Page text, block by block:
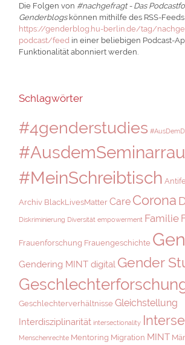
Die Folgen von #nachgefragt - Das
Genderblogskönnen mithilfe des RSS-Feeds
https://genderblog.hu-berlin.de/tag/
podcast/feed in einer beliebigen Podcast-
Funktionalität abonniert werden.
Schlagwörter
#4genderstudies
#MeinSchreibtisch
Archiv BlackLivesMatter Care Corona
Diskriminierung Diversität empowerment Familie
Frauenforschung Frauengeschichte
Gendering MINT digital Gender
Geschlechterverhältnisse Gleichstellung
Interdisziplinarität intersectionality
Menschenrechte Mentoring Migration MINT